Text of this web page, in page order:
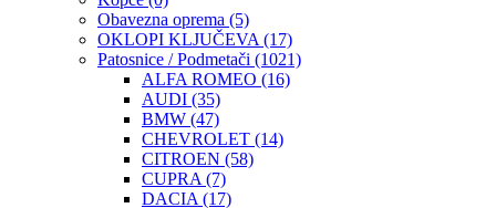
Obavezna oprema (5)
OKLOPI KLJUČEVA (17)
Patosnice / Podmetači (1021)
ALFA ROMEO (16)
AUDI (35)
BMW (47)
CHEVROLET (14)
CITROEN (58)
CUPRA (7)
DACIA (17)